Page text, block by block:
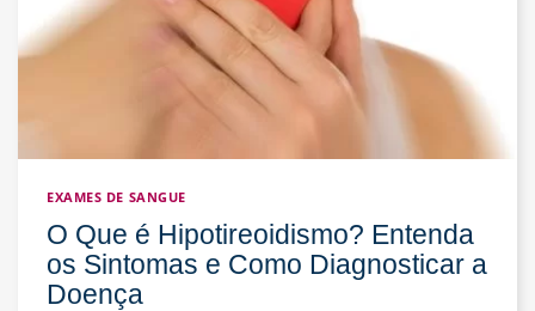
EXAMES DE SANGUE
O Que é Hipotireoidismo? Entenda
os Sintomas e Como Diagnosticar a
Doença